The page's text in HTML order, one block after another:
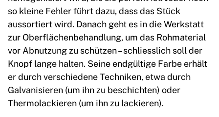
so kleine Fehler führt dazu, dass das Stück
aussortiert wird. Danach geht es in die Werkstatt
zur Oberflächenbehandlung, um das Rohmaterial
vor Abnutzung zu schützen – schliesslich soll der
Knopf lange halten. Seine endgültige Farbe erhält
er durch verschiedene Techniken, etwa durch
Galvanisieren (um ihn zu beschichten) oder
Thermolackieren (um ihn zu lackieren).